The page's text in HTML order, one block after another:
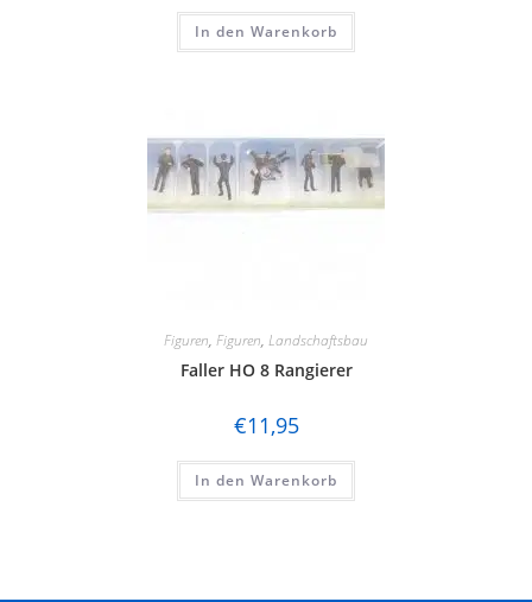
In den Warenkorb
Figuren, Figuren, Landschaftsbau
Faller HO 8 Rangierer
€11,95
In den Warenkorb